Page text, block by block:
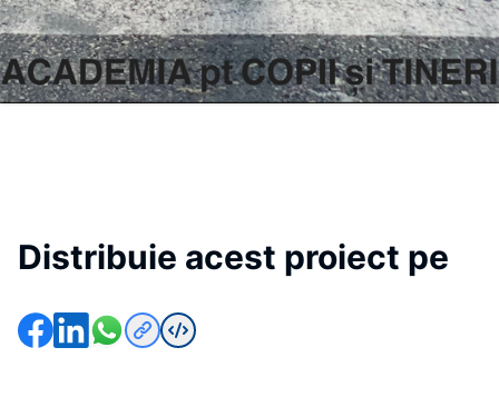
Distribuie acest proiect pe